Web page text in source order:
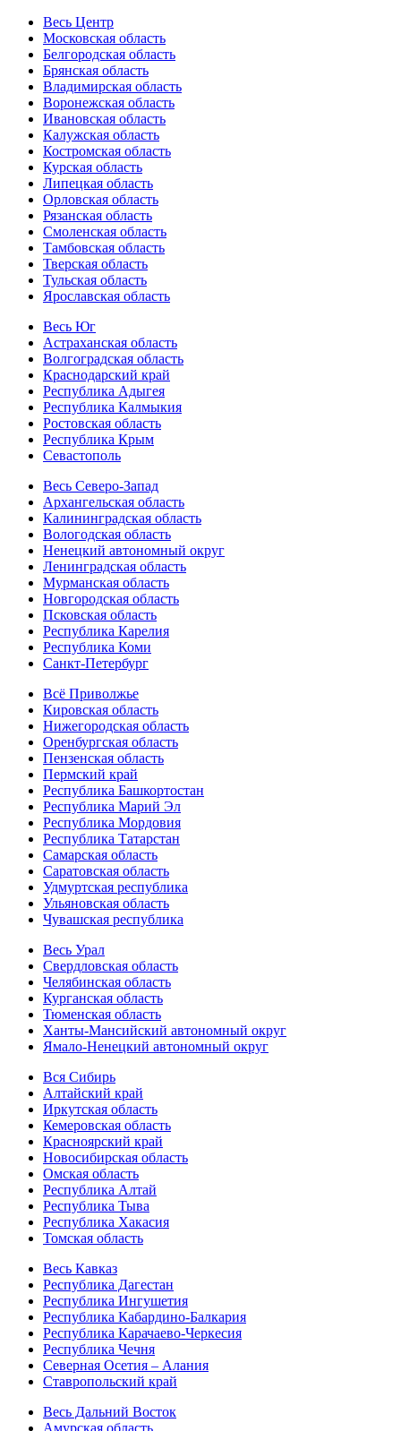
Весь Центр
Московская область
Белгородская область
Брянская область
Владимирская область
Воронежская область
Ивановская область
Калужская область
Костромская область
Курская область
Липецкая область
Орловская область
Рязанская область
Смоленская область
Тамбовская область
Тверская область
Тульская область
Ярославская область
Весь Юг
Астраханская область
Волгоградская область
Краснодарский край
Республика Адыгея
Республика Калмыкия
Ростовская область
Республика Крым
Севастополь
Весь Северо-Запад
Архангельская область
Калининградская область
Вологодская область
Ненецкий автономный округ
Ленинградская область
Мурманская область
Новгородская область
Псковская область
Республика Карелия
Республика Коми
Санкт-Петербург
Всё Приволжье
Кировская область
Нижегородская область
Оренбургская область
Пензенская область
Пермский край
Республика Башкортостан
Республика Марий Эл
Республика Мордовия
Республика Татарстан
Самарская область
Саратовская область
Удмуртская республика
Ульяновская область
Чувашская республика
Весь Урал
Свердловская область
Челябинская область
Курганская область
Тюменская область
Ханты-Мансийский автономный округ
Ямало-Ненецкий автономный округ
Вся Сибирь
Алтайский край
Иркутская область
Кемеровская область
Красноярский край
Новосибирская область
Омская область
Республика Алтай
Республика Тыва
Республика Хакасия
Томская область
Весь Кавказ
Республика Дагестан
Республика Ингушетия
Республика Кабардино-Балкария
Республика Карачаево-Черкесия
Республика Чечня
Северная Осетия – Алания
Ставропольский край
Весь Дальний Восток
Амурская область